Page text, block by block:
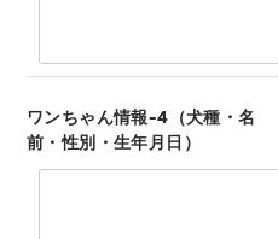
ワンちゃん情報-4（犬種・名
前・性別・生年月日）